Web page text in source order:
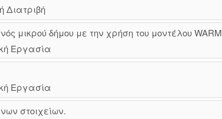
Διατριβή
μικρού δήμου με την χρήση του μοντέλου WARM
Εργασία
Εργασία
στοιχείων.